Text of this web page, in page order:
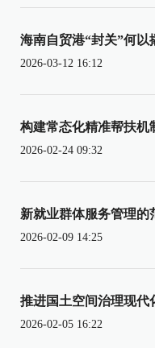
海南自贸港“封关”何以
2026-03-12 16:12
构建常态化精准帮扶机
2026-02-24 09:32
新就业群体服务管理的
2026-02-09 14:25
推进国土空间治理现代
2026-02-05 16:22